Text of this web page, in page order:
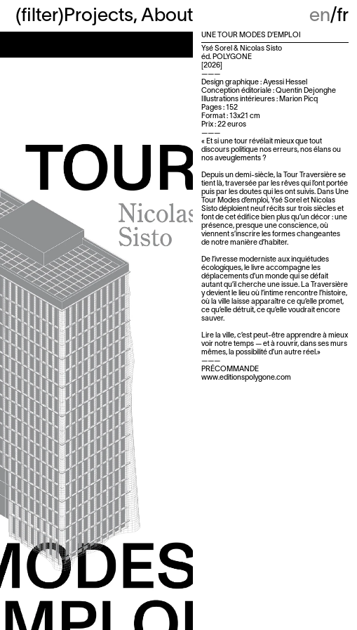
(filter) Projects About en fr
UNE TOUR MODES D’EMPLOI
Ysé Sorel & Nicolas Sisto
éd. POLYGONE
[2026]
———
Design graphique : Ayessi Hessel
Conception éditoriale : Quentin Dejonghe
Illustrations intérieures : Marion Picq
Pages : 152
Format : 13x21 cm
Prix : 22 euros
———
« Et si une tour révélait mieux que tout
discours politique nos erreurs, nos élans ou
nos aveuglements ?
Depuis un demi-siècle, la Tour Traversière se
tient là, traversée par les rêves qui l’ont portée
puis par les doutes qui les ont suivis. Dans Une
Tour Modes d’emploi, Ysé Sorel et Nicolas
Sisto déploient neuf récits sur trois siècles et
font de cet édifice bien plus qu’un décor : une
présence, presque une conscience, où
viennent s’inscrire les formes changeantes
de notre manière d’habiter.
De l’ivresse moderniste aux inquiétudes
écologiques, le livre accompagne les
déplacements d’un monde qui se défait
autant qu’il cherche une issue. La Traversière
y devient le lieu où l’intime rencontre l’histoire,
où la ville laisse apparaître ce qu’elle promet,
ce qu’elle détruit, ce qu’elle voudrait encore
sauver.
Lire la ville, c’est peut-être apprendre à mieux
voir notre temps — et à rouvrir, dans ses murs
mêmes, la possibilité d’un autre réel.»
———
PRÉCOMMANDE
www.editionspolygone.com